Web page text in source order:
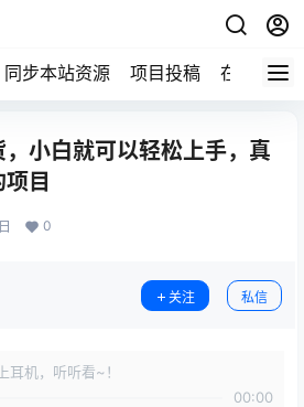
同步本站资源 项目投稿 在线工具
小白就可以轻松上手，真
目
0
关注 私信
耳机，听听看~！
00:00